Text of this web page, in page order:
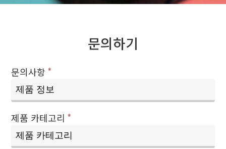
문의하기
문의사항*
제품 카테고리*